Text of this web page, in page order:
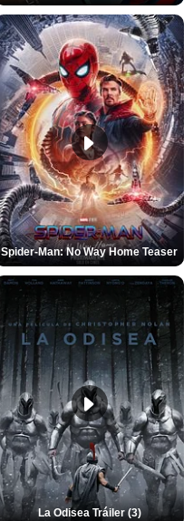
Spider-Man: No Way Home Teaser
La Odisea Tráiler (3)